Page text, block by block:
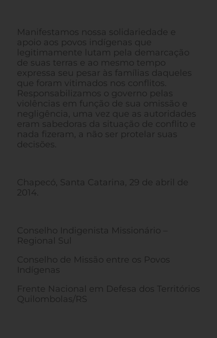
Manifestamos nossa solidariedade e
apoio aos povos indígenas que
legitimamente lutam pela demarcação
de suas terras e ao mesmo tempo
expressa seu pesar às famílias daqueles
que foram vitimados nos conflitos.
Responsabilizamos o governo pelas
violências em função de sua omissão e
negligência, uma vez que as autoridades
eram sabedoras da situação de conflito e
nada fizeram, a não ser protelar suas
decisões.
Chapecó, Santa Catarina, 29 de abril de
2014.
Conselho Indigenista Missionário –
Regional Sul
Conselho de Missão entre os Povos
Indígenas
Frente Nacional em Defesa dos Territórios
Quilombolas/RS